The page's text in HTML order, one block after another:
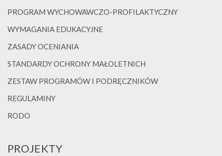
PROGRAM WYCHOWAWCZO-PROFILAKTYCZNY
WYMAGANIA EDUKACYJNE
ZASADY OCENIANIA
STANDARDY OCHRONY MAŁOLETNICH
ZESTAW PROGRAMÓW I PODRĘCZNIKÓW
REGULAMINY
RODO
PROJEKTY